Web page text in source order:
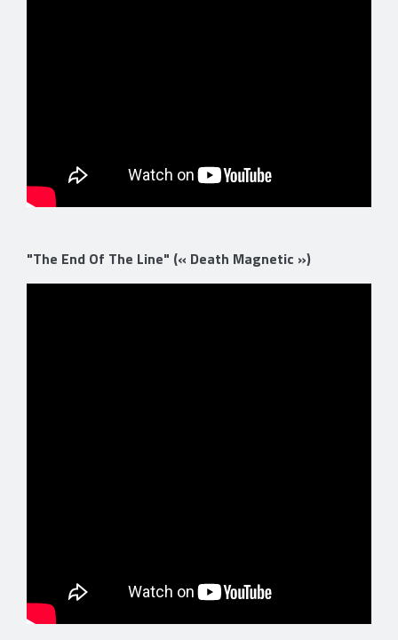
"The End Of The Line" (« Death Magnetic »)